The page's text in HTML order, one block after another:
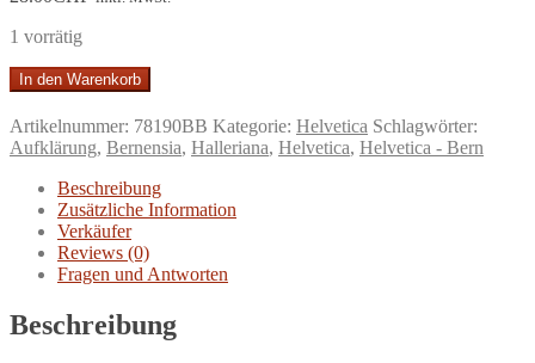
1 vorrätig
Ancien
Régime
vernetzt-
Albrecht
von
Hallers
bernische
Korrespondenz
Menge
In den Warenkorb
Artikelnummer: 78190BB Kategorie: Helvetica Schlagwörter:
Aufklärung, Bernensia, Halleriana, Helvetica, Helvetica - Bern
Beschreibung
Zusätzliche Information
Verkäufer
Reviews (0)
Fragen und Antworten
Beschreibung